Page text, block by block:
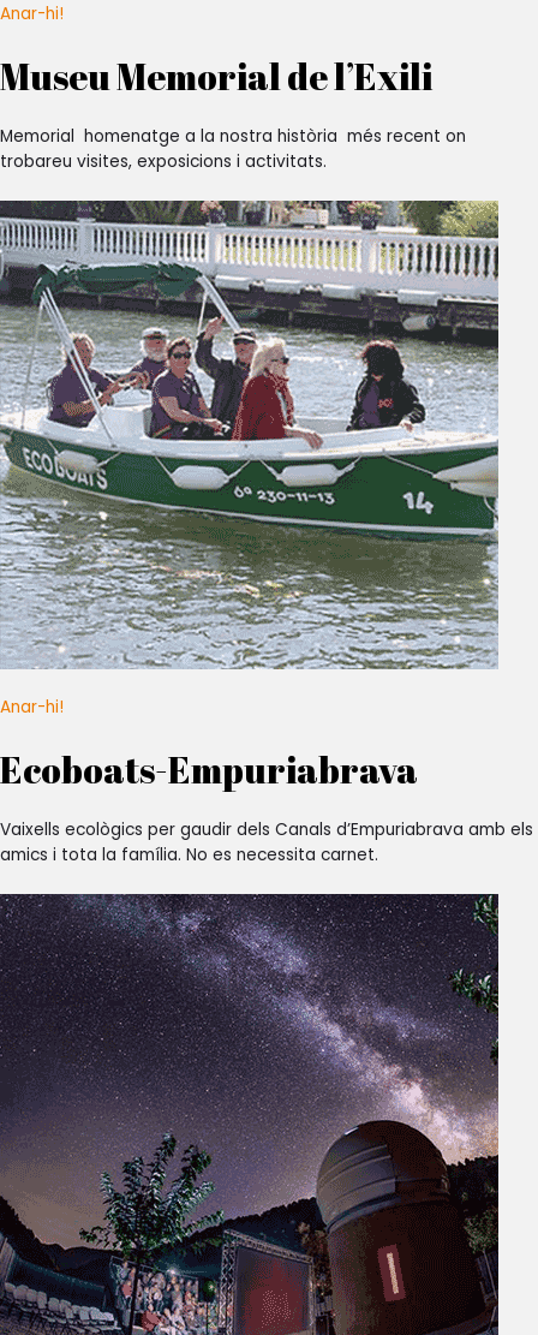
Anar-hi!
Museu Memorial de l’Exili
Memorial homenatge a la nostra història més recent on
trobareu visites, exposicions i activitats.
Anar-hi!
Ecoboats-Empuriabrava
Vaixells ecològics per gaudir dels Canals d’Empuriabrava amb els
amics i tota la família. No es necessita carnet.